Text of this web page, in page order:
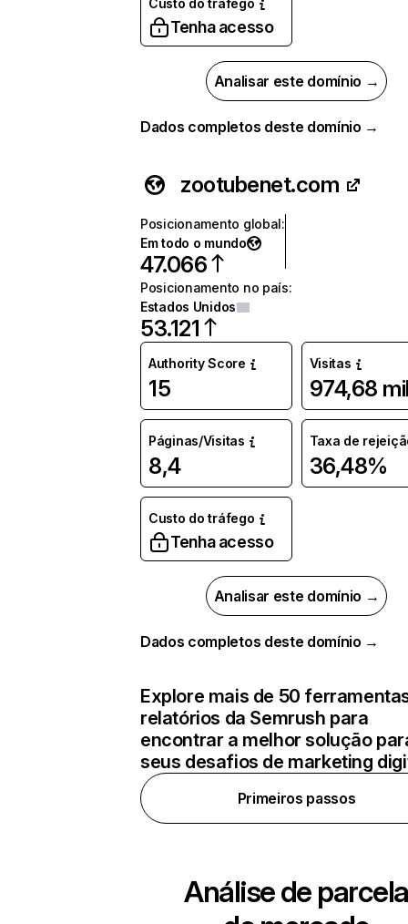
Custo do tráfego
Tenha acesso
Analisar este domínio →
Dados completos deste domínio →
zootubenet.com
Posicionamento global:
Em todo o mundo
47.066
Posicionamento no país:
Estados Unidos
53.121
Authority Score
15
Visitas
974,68
Páginas/Visitas
8,4
Taxa de
36,48%
Custo do tráfego
Tenha acesso
Analisar este domínio →
Dados completos deste domínio →
Explore mais de 50
relatórios da Semrush para
encontrar a melhor solução
seus desafios de marketing
Primeiros passos
Análise de parcela